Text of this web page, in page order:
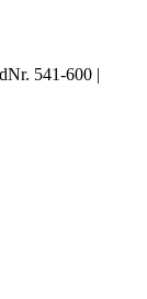
541-600 |